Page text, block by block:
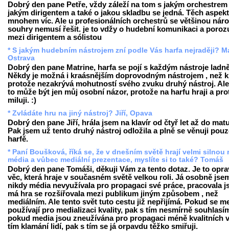
Dobrý den pane Petře, vždy záleží na tom s jakým orchestrem
jakým dirigentem a také o jakou skladbu se jedná. Těch
mnohem víc. Ale u profesionálních orchestrů se většinou
souhry nemusí řešit. je to vdžy o hudební komunikaci a
mezi dirigentem a sólistou
* S jakým hudebním nástrojem zní podle Vás harfa nejraději?
Ostrava
Dobrý den pane Matrine, harfa se pojí s každým nástroje
Někdy je možná i kraásnějším doprovodným nástrojem , než
protože nezakrývá mohutností svého zvuku druhý nástroj.
to může být jen můj osobní názor, protože na harfu hraji a
miluji. :)
* Zvládáte hru na jiný nástroj? Jiří, Opava
Dobrý den pane Jiří, hrála jsem na klavír od čtyř let až do
Pak jsem už tento druhý nástroj odložila a plně se věnuji
harfě.
* Paní Boušková, říká se, že v dnešním světě hrají velmi silnou
média a vůbec mediální prezentace, myslíte si to také? Tomáš
Dobrý den pane Tomáši, děkuji Vám za tento dotaz. Je to
věc, která hraje v současném světě velkou roli. Já osobně
nikdy média nevyužívala pro propagaci své práce, pracovala
má hra se rozšiřovala mezi publikum jiným způsobem , než
mediálním. Ale tento svět tuto cestu již nepřijímá. Pokud se
používají pro medializaci kvality, pak s tím nesmírně
pokud media jsou zneužívána pro propagaci méně kvalitních
tím klamání lidí, pak s tím se já orpavdu těžko smiřuji.